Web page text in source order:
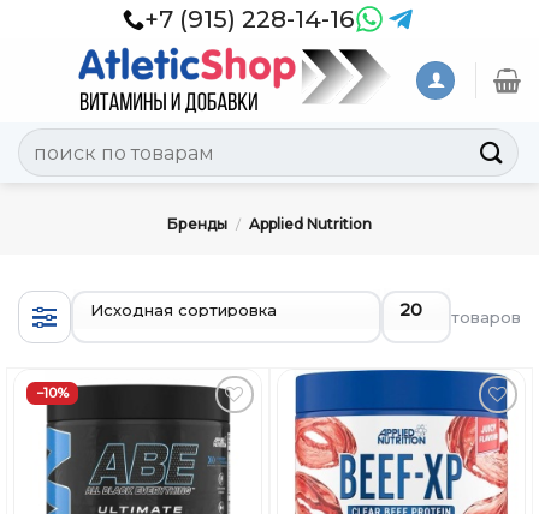
+7 (915) 228-14-16
Искать:
Бренды / Applied Nutrition
товаров
−10%
Добавить
в
Вишлист
Добавить
в
Вишлист